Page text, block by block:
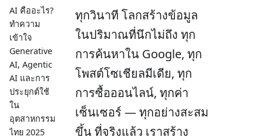
AI คืออะไร?
ทำความ
เข้าใจ
Generative
AI, Agentic
AI และการ
ประยุกต์ใช้
ใน
อุตสาหกรรม
ไทย 2025
ทุกวินาที โลกสร้างข้อมูล
ในปริมาณที่นึกไม่ถึง ทุก
การค้นหาใน Google, ทุก
โพสต์โซเชียลมีเดีย, ทุก
การซื้อออนไลน์, ทุกค่า
เซ็นเซอร์ — ทุกอย่างสะสม
ขึ้น ที่จริงแล้ว เราสร้าง